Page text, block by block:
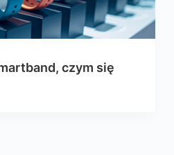
czym się